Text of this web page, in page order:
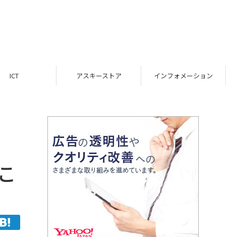
ICT アスキーストア インフォメーション